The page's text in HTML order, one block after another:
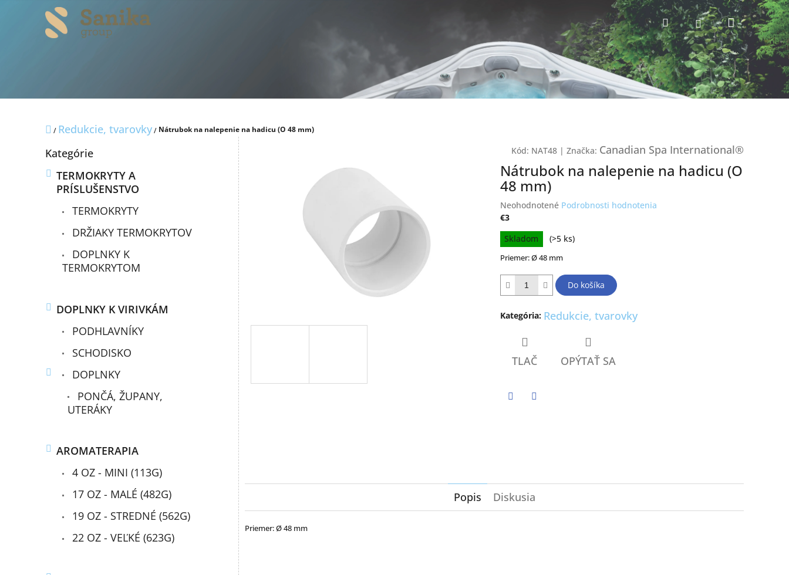
HľadaťPrihlásenieNákupný
košík
Domov
/ Redukcie, tvarovky/ Nátrubok na nalepenie na hadicu (O 48 mm)
oPreskočiť
Kategórie
TERMOKRYTY A
PRÍSLUŠENSTVO
TERMOKRYTY
DRŽIAKY TERMOKRYTOV
DOPLNKY K
TERMOKRYTOM
DOPLNKY K VIRIVKÁM
PODHLAVNÍKY
SCHODISKO
DOPLNKY
PONČÁ, ŽUPANY,
UTERÁKY
AROMATERAPIA
4 OZ - MINI (113G)
17 OZ - MALÉ (482G)
19 OZ - STREDNÉ (562G)
22 OZ - VEĽKÉ (623G)
Kód: NAT48 | Značka: Canadian Spa International®
Nátrubok na nalepenie na hadicu (O
48 mm)
Priemerné
hodnotenie
je
z
5
hviezdičiek.
Neohodnotené Podrobnosti hodnotenia
€3
Jednotková
cena:
Skladom (>5 ks)
Priemer: Ø 48 mm
Do košíka
Kategória: Redukcie, tvarovky
TLAČ OPÝTAŤ SA
Popis Diskusia
Priemer: Ø 48 mm